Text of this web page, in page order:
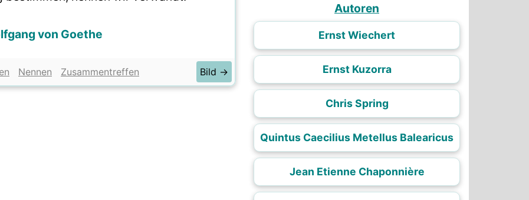
von Goethe
Nennen Zusammentreffen Bild →
Autoren
Ernst Wiechert
Ernst Kuzorra
Chris Spring
Quintus Caecilius Metellus Balearicus
Jean Etienne Chaponnière